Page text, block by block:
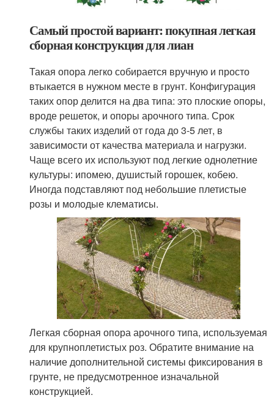
Самый простой вариант: покупная легкая
сборная конструкция для лиан
Такая опора легко собирается вручную и просто
втыкается в нужном месте в грунт. Конфигурация
таких опор делится на два типа: это плоские опоры,
вроде решеток, и опоры арочного типа. Срок
службы таких изделий от года до 3-5 лет, в
зависимости от качества материала и нагрузки.
Чаще всего их используют под легкие однолетние
культуры: ипомею, душистый горошек, кобею.
Иногда подставляют под небольшие плетистые
розы и молодые клематисы.
Легкая сборная опора арочного типа, используемая
для крупноплетистых роз. Обратите внимание на
наличие дополнительной системы фиксирования в
грунте, не предусмотренное изначальной
конструкцией.